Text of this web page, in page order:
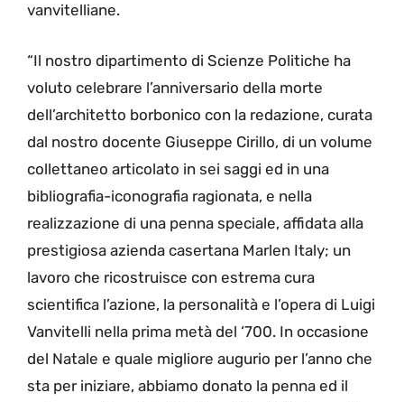
vanvitelliane.
“Il nostro dipartimento di Scienze Politiche ha
voluto celebrare l’anniversario della morte
dell’architetto borbonico con la redazione, curata
dal nostro docente Giuseppe Cirillo, di un volume
collettaneo articolato in sei saggi ed in una
bibliografia-iconografia ragionata, e nella
realizzazione di una penna speciale, affidata alla
prestigiosa azienda casertana Marlen Italy; un
lavoro che ricostruisce con estrema cura
scientifica l’azione, la personalità e l’opera di Luigi
Vanvitelli nella prima metà del ‘700. In occasione
del Natale e quale migliore augurio per l’anno che
sta per iniziare, abbiamo donato la penna ed il